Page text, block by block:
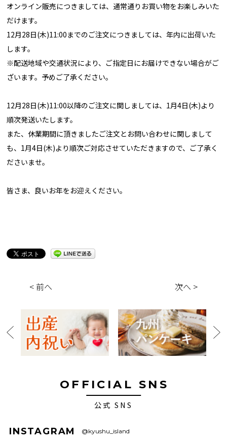
オンライン販売につきましては、通常通りお買い物をお楽しみいた
だけます。
12月28日(木)11:00までのご注文につきましては、年内に出荷いた
します。
※配送地域や交通状況により、ご指定日にお届けできない場合がご
ざいます。予めご了承ください。
12月28日(木)11:00以降のご注文に関しましては、1月4日(木)より
順次発送いたします。
また、休業期間に頂きましたご注文とお問い合わせに関しまして
も、1月4日(木)より順次ご対応させていただきますので、ご了承く
ださいませ。
皆さま、良いお年をお迎えください。
< 前へ 次へ >
OFFICIAL SNS
公式 SNS
INSTAGRAM @kyushu_island